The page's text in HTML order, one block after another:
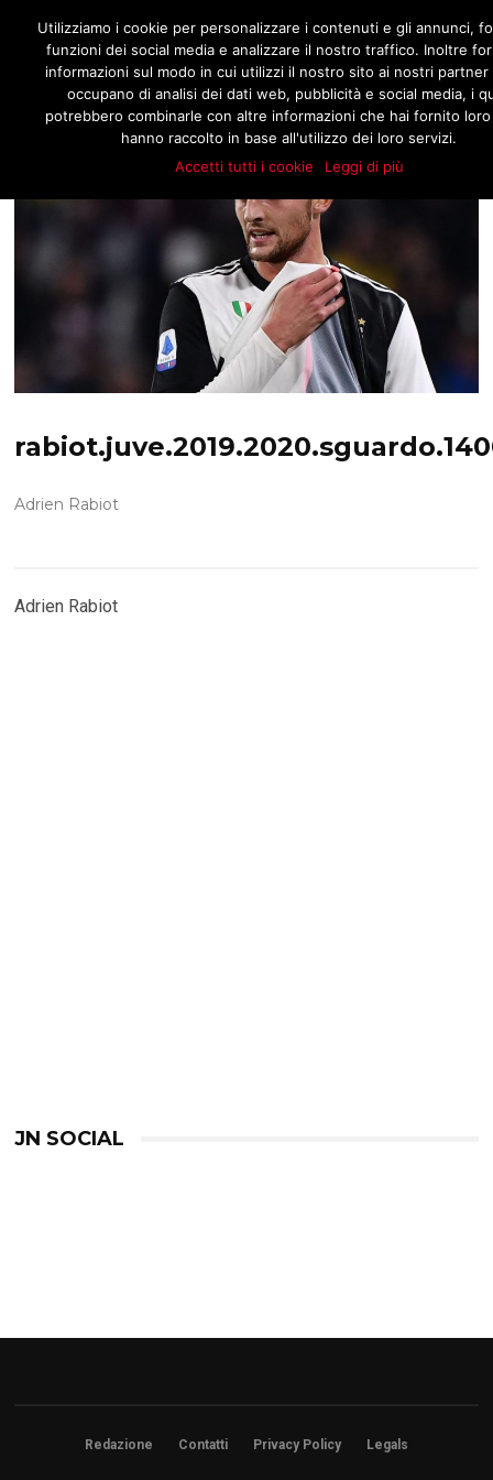
JNOTIZIE.COM
Adrien Rabiot
Adrien Rabiot
JN SOCIAL
Redazione Contatti Privacy Policy Legals
Utilizziamo i cookie per personalizzare i contenuti e gli annunci,
funzioni dei social media e analizzare il nostro traffico. Inoltre
informazioni sul modo in cui utilizzi il nostro sito ai nostri partner
occupano di analisi dei dati web, pubblicità e social media, i
potrebbero combinarle con altre informazioni che hai fornito
hanno raccolto in base all'utilizzo dei loro servizi.
Accetti tutti i cookie
Leggi di più